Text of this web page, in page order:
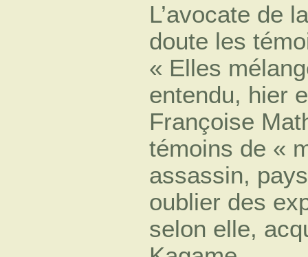
L’avocate de
doute les
« Elles
entendu, hier
Françoise
témoins de «
assassin,
oublier des
selon elle,